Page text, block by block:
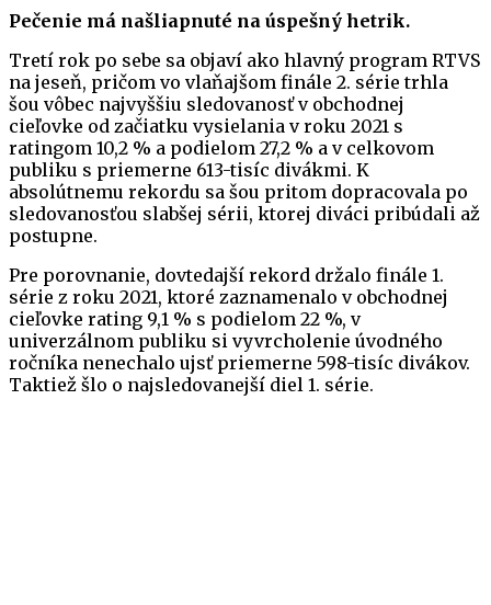
Pečenie má našliapnuté na úspešný hetrik.
Tretí rok po sebe sa objaví ako hlavný program RTVS
na jeseň, pričom vo vlaňajšom finále 2. série trhla
šou vôbec najvyššiu sledovanosť v obchodnej
cieľovke od začiatku vysielania v roku 2021 s
ratingom 10,2 % a podielom 27,2 % a v celkovom
publiku s priemerne 613-tisíc divákmi. K
absolútnemu rekordu sa šou pritom dopracovala po
sledovanosťou slabšej sérii, ktorej diváci pribúdali až
postupne.
Pre porovnanie, dovtedajší rekord držalo finále 1.
série z roku 2021, ktoré zaznamenalo v obchodnej
cieľovke rating 9,1 % s podielom 22 %, v
univerzálnom publiku si vyvrcholenie úvodného
ročníka nenechalo ujsť priemerne 598-tisíc divákov.
Taktiež šlo o najsledovanejší diel 1. série.